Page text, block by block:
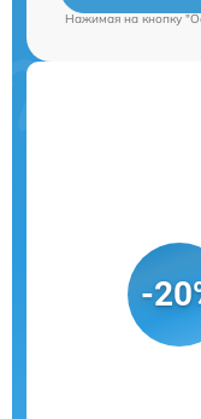
Нажимая на кнопку
-